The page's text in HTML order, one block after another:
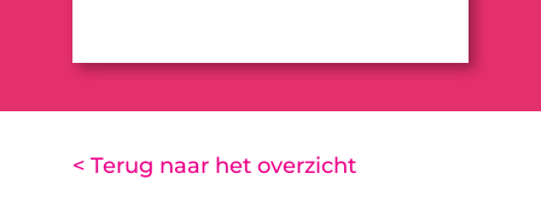
< Terug naar het overzicht